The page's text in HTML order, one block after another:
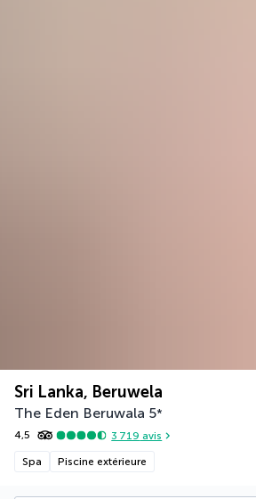
Sri Lanka, Beruwela
The Eden Beruwala 5*
4,5 3 719 avis
Spa Piscine extérieure